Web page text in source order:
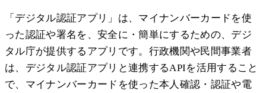
「デジタル認証アプリ」は、マイナンバーカードを使
った認証や署名を、安全に・簡単にするための、デジ
タル庁が提供するアプリです。行政機関や民間事業者
は、デジタル認証アプリと連携するAPIを活用すること
で、マイナンバーカードを使った本人確認・認証や電